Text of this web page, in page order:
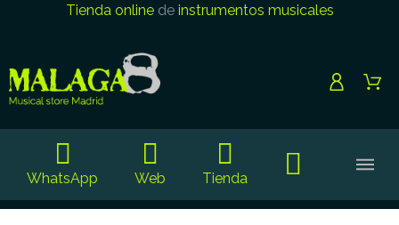
Tienda onlinede instrumentos musicales
WhatsApp Web Tienda